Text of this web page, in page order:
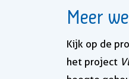
Meer
Kijk op de
het project